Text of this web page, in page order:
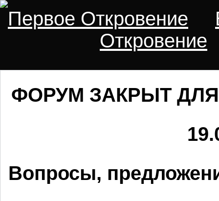
Первое Откровение
Откровение
ФОРУМ ЗАКРЫТ
Вопросы,